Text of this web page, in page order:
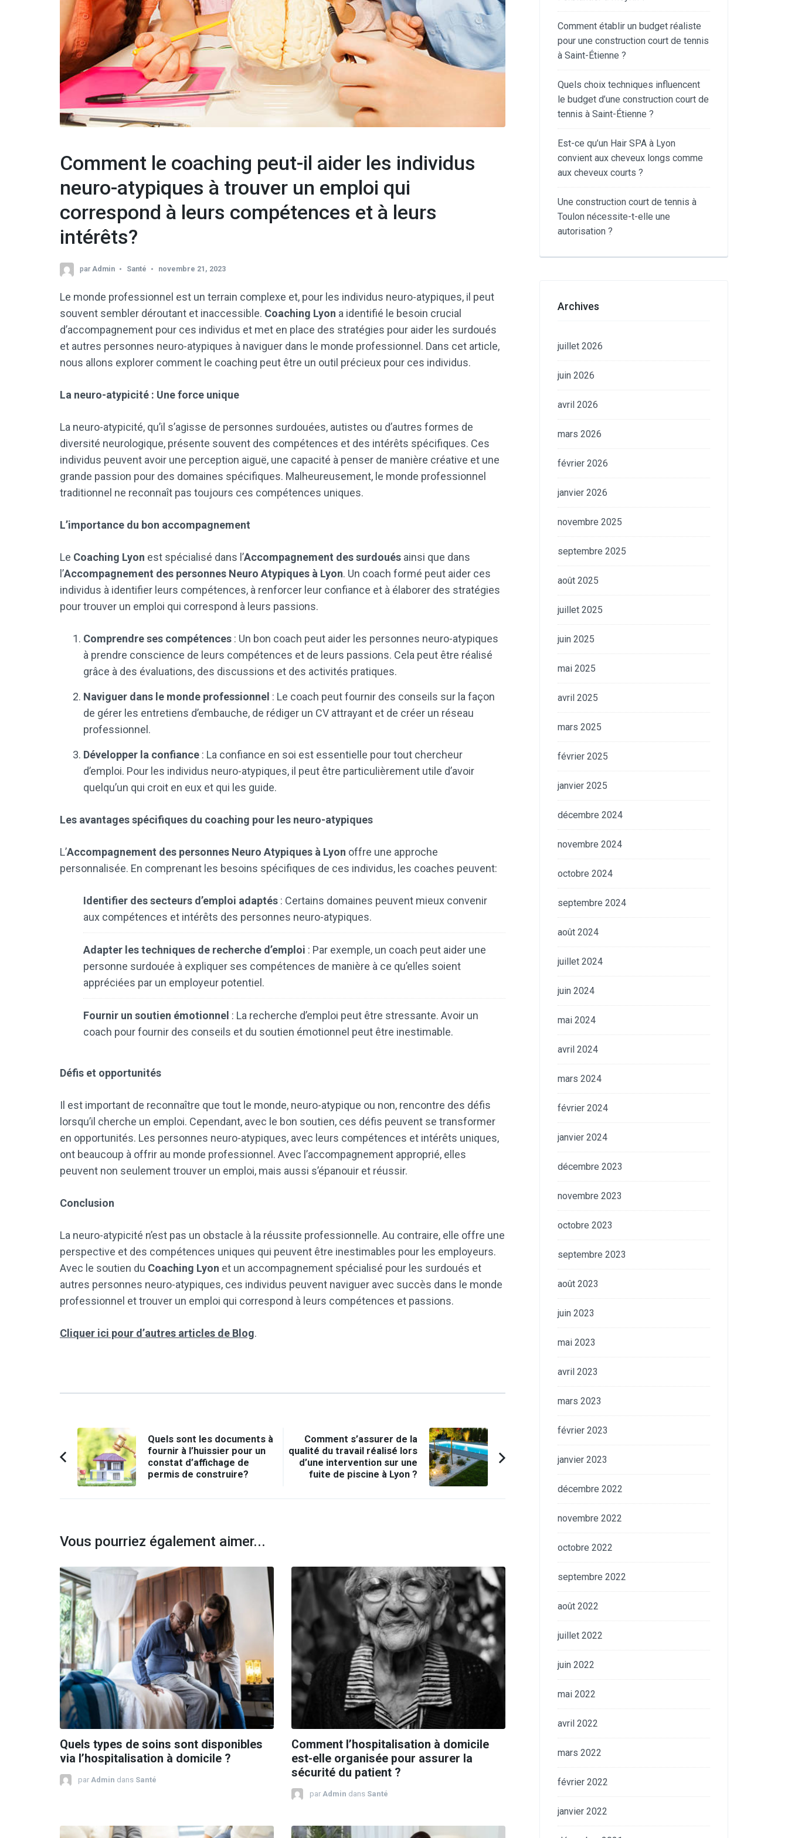
Comment le coaching peut-il aider les individus
neuro-atypiques à trouver un emploi qui
correspond à leurs compétences et à leurs
intérêts?
parAdmin Santé novembre 21, 2023
Le monde professionnel est un terrain complexe et, pour les individus neuro-atypiques, il peut
souvent sembler déroutant et inaccessible. Coaching Lyon a identifié le besoin crucial
d’accompagnement pour ces individus et met en place des stratégies pour aider les surdoués
et autres personnes neuro-atypiques à naviguer dans le monde professionnel. Dans cet article,
nous allons explorer comment le coaching peut être un outil précieux pour ces individus.
La neuro-atypicité : Une force unique
La neuro-atypicité, qu’il s’agisse de personnes surdouées, autistes ou d’autres formes de
diversité neurologique, présente souvent des compétences et des intérêts spécifiques. Ces
individus peuvent avoir une perception aiguë, une capacité à penser de manière créative et une
grande passion pour des domaines spécifiques. Malheureusement, le monde professionnel
traditionnel ne reconnaît pas toujours ces compétences uniques.
L’importance du bon accompagnement
Le Coaching Lyon est spécialisé dans l’Accompagnement des surdoués ainsi que dans
l’Accompagnement des personnes Neuro Atypiques à Lyon. Un coach formé peut aider ces
individus à identifier leurs compétences, à renforcer leur confiance et à élaborer des stratégies
pour trouver un emploi qui correspond à leurs passions.
Comprendre ses compétences : Un bon coach peut aider les personnes neuro-atypiques
à prendre conscience de leurs compétences et de leurs passions. Cela peut être réalisé
grâce à des évaluations, des discussions et des activités pratiques.
Naviguer dans le monde professionnel : Le coach peut fournir des conseils sur la façon
de gérer les entretiens d’embauche, de rédiger un CV attrayant et de créer un réseau
professionnel.
Développer la confiance : La confiance en soi est essentielle pour tout chercheur
d’emploi. Pour les individus neuro-atypiques, il peut être particulièrement utile d’avoir
quelqu’un qui croit en eux et qui les guide.
Les avantages spécifiques du coaching pour les neuro-atypiques
L’Accompagnement des personnes Neuro Atypiques à Lyon offre une approche
personnalisée. En comprenant les besoins spécifiques de ces individus, les coaches peuvent:
Identifier des secteurs d’emploi adaptés : Certains domaines peuvent mieux convenir
aux compétences et intérêts des personnes neuro-atypiques.
Adapter les techniques de recherche d’emploi : Par exemple, un coach peut aider une
personne surdouée à expliquer ses compétences de manière à ce qu’elles soient
appréciées par un employeur potentiel.
Fournir un soutien émotionnel : La recherche d’emploi peut être stressante. Avoir un
coach pour fournir des conseils et du soutien émotionnel peut être inestimable.
Défis et opportunités
Il est important de reconnaître que tout le monde, neuro-atypique ou non, rencontre des défis
lorsqu’il cherche un emploi. Cependant, avec le bon soutien, ces défis peuvent se transformer
en opportunités. Les personnes neuro-atypiques, avec leurs compétences et intérêts uniques,
ont beaucoup à offrir au monde professionnel. Avec l’accompagnement approprié, elles
peuvent non seulement trouver un emploi, mais aussi s’épanouir et réussir.
Conclusion
La neuro-atypicité n’est pas un obstacle à la réussite professionnelle. Au contraire, elle offre une
perspective et des compétences uniques qui peuvent être inestimables pour les employeurs.
Avec le soutien du Coaching Lyon et un accompagnement spécialisé pour les surdoués et
autres personnes neuro-atypiques, ces individus peuvent naviguer avec succès dans le monde
professionnel et trouver un emploi qui correspond à leurs compétences et passions.
Cliquer ici pour d’autres articles de Blog.
Navigation
d'article
Article
précédent :
Quels sont les documents à
fournir à l’huissier pour un
constat d’affichage de
permis de construire?
Comment s’assurer de la
qualité du travail réalisé lors
d’une intervention sur une
fuite de piscine à Lyon ?
Vous pourriez également aimer...
Quels types de soins sont disponibles
via l’hospitalisation à domicile ?
par Admin dans Santé
Comment l’hospitalisation à domicile
est-elle organisée pour assurer la
sécurité du patient ?
par Admin dans Santé
Comment établir un budget réaliste
pour une construction court de tennis
à Saint-Étienne ?
Quels choix techniques influencent
le budget d’une construction court de
tennis à Saint-Étienne ?
Est-ce qu’un Hair SPA à Lyon
convient aux cheveux longs comme
aux cheveux courts ?
Une construction court de tennis à
Toulon nécessite-t-elle une
autorisation ?
Archives
juillet 2026
juin 2026
avril 2026
mars 2026
février 2026
janvier 2026
novembre 2025
septembre 2025
août 2025
juillet 2025
juin 2025
mai 2025
avril 2025
mars 2025
février 2025
janvier 2025
décembre 2024
novembre 2024
octobre 2024
septembre 2024
août 2024
juillet 2024
juin 2024
mai 2024
avril 2024
mars 2024
février 2024
janvier 2024
décembre 2023
novembre 2023
octobre 2023
septembre 2023
août 2023
juin 2023
mai 2023
avril 2023
mars 2023
février 2023
janvier 2023
décembre 2022
novembre 2022
octobre 2022
septembre 2022
août 2022
juillet 2022
juin 2022
mai 2022
avril 2022
mars 2022
février 2022
janvier 2022